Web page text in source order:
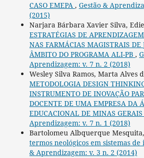
CASO EMEPA , Gestão &
(2015)
Narjara Bárbara Xavier Silva,
ESTRATÉGIAS DE
NAS FARMÁCIAS MAGISTRAIS DE
ÂMBITO DO PROGRAMA ALI-PB ,
Aprendizagem: v. 7 n. 2 (2018)
Wesley Silva Ramos, Marta Alves
METODOLOGIA DESIGN
INSTRUMENTO DE INOVAÇÃO
DOCENTE DE UMA EMPRESA DA
EDUCACIONAL DE MINAS GERAIS
Aprendizagem: v. 7 n. 1 (2018)
Bartolomeu Albquerque Mesquita,
termos neológicos em sistemas
& Aprendizagem: v. 3 n. 2 (2014)